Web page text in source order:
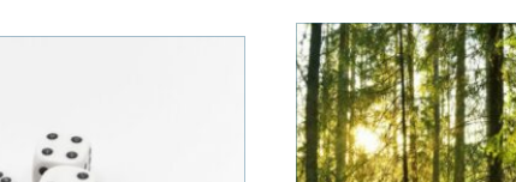
spelutbudet online, har
casinon blivit ett nav för
underhållning och
spänning. I ...